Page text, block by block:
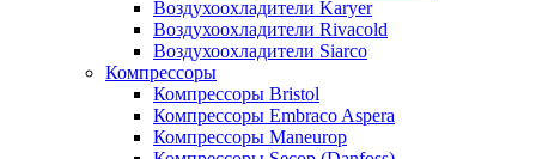
Воздухоохладители Karyer
Воздухоохладители Rivacold
Воздухоохладители Siarco
Компрессоры
Компрессоры Bristol
Компрессоры Embraco Aspera
Компрессоры Maneurop